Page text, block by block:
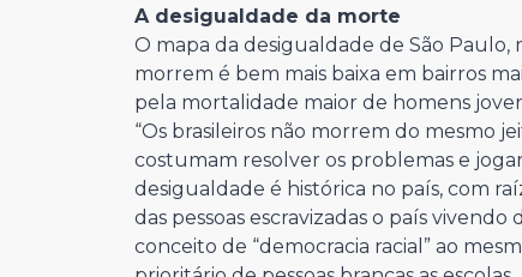
A desigualdade da morte
O mapa da desigualdade de São Paulo,
morrem é bem mais baixa em bairros
pela mortalidade maior de homens
“Os brasileiros não morrem do mesmo
costumam resolver os problemas e
desigualdade é histórica no país, com
das pessoas escravizadas o país
conceito de “democracia racial” ao